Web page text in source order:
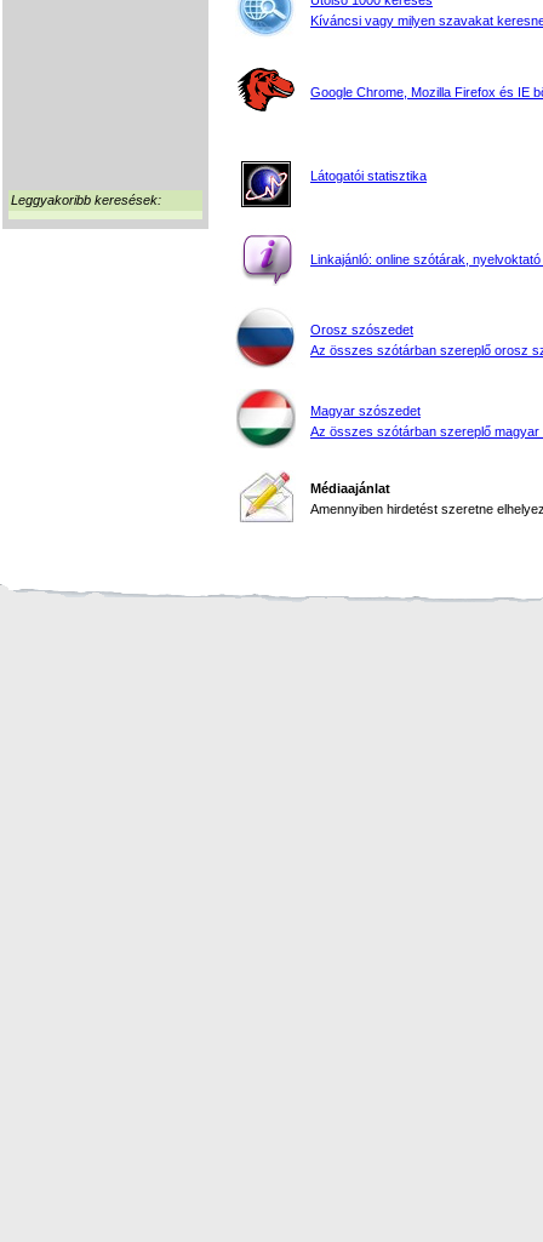
Leggyakoribb keresések:
Kíváncsi vagy milyen szavakat
Google Chrome, Mozilla Firefox és IE
Látogatói statisztika
Linkajánló: online szótárak, nyelvoktató
Orosz szószedet
Az összes szótárban szereplő orosz
Magyar szószedet
Az összes szótárban szereplő magyar
Médiaajánlat
Amennyiben hirdetést szeretne